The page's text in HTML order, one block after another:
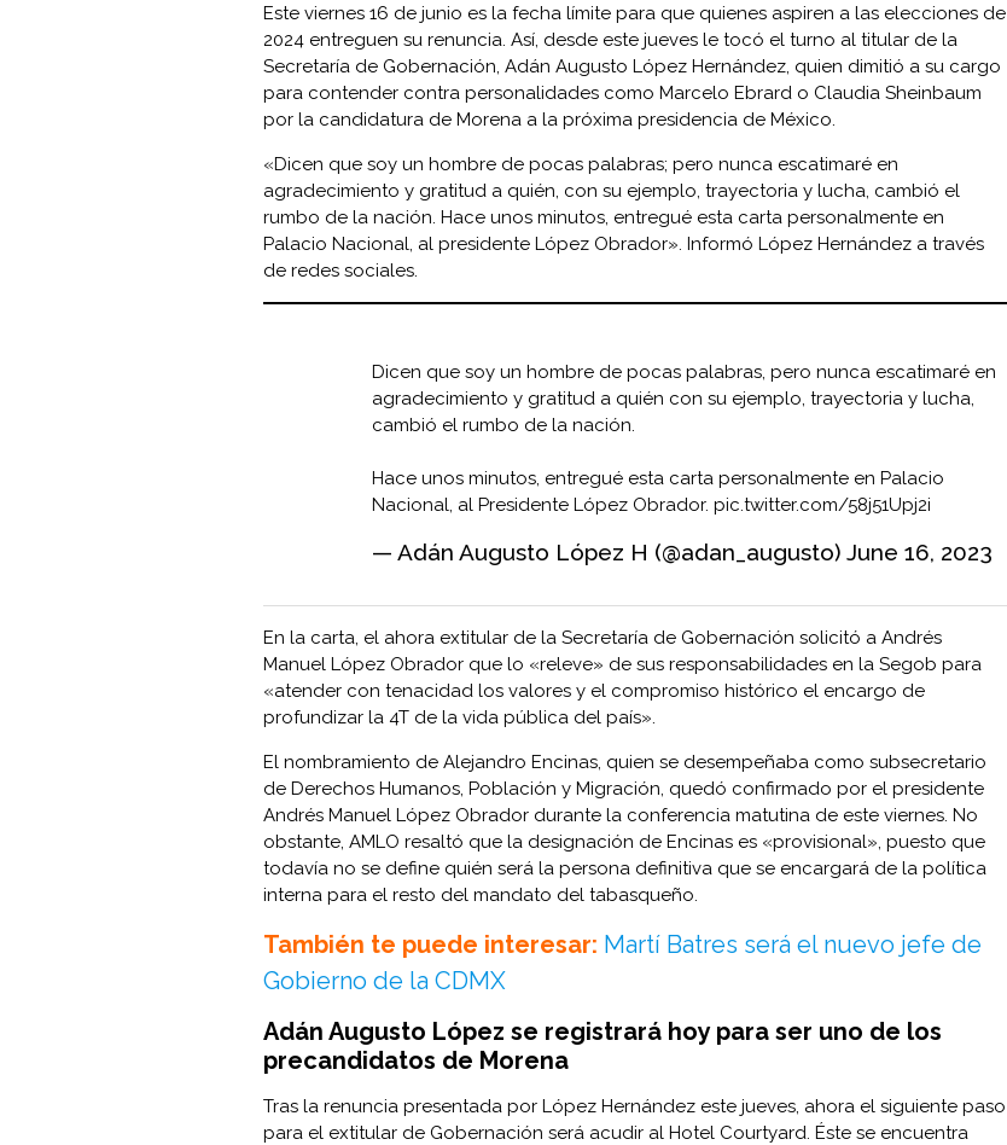
Este viernes 16 de junio es la fecha límite para que quienes aspiren a las elecciones de
2024 entreguen su renuncia. Así, desde este jueves le tocó el turno al titular de la
Secretaría de Gobernación, Adán Augusto López Hernández, quien dimitió a su cargo
para contender contra personalidades como Marcelo Ebrard o Claudia Sheinbaum
por la candidatura de Morena a la próxima presidencia de México.
«Dicen que soy un hombre de pocas palabras; pero nunca escatimaré en
agradecimiento y gratitud a quién, con su ejemplo, trayectoria y lucha, cambió el
rumbo de la nación. Hace unos minutos, entregué esta carta personalmente en
Palacio Nacional, al presidente López Obrador». Informó López Hernández a través
de redes sociales.
Dicen que soy un hombre de pocas palabras, pero nunca escatimaré en
agradecimiento y gratitud a quién con su ejemplo, trayectoria y lucha,
cambió el rumbo de la nación.
Hace unos minutos, entregué esta carta personalmente en Palacio
Nacional, al Presidente López Obrador. pic.twitter.com/58j51Upj2i
— Adán Augusto López H (@adan_augusto) June 16, 2023
En la carta, el ahora extitular de la Secretaría de Gobernación solicitó a Andrés
Manuel López Obrador que lo «releve» de sus responsabilidades en la Segob para
«atender con tenacidad los valores y el compromiso histórico el encargo de
profundizar la 4T de la vida pública del país».
El nombramiento de Alejandro Encinas, quien se desempeñaba como subsecretario
de Derechos Humanos, Población y Migración, quedó confirmado por el presidente
Andrés Manuel López Obrador durante la conferencia matutina de este viernes. No
obstante, AMLO resaltó que la designación de Encinas es «provisional», puesto que
todavía no se define quién será la persona definitiva que se encargará de la política
interna para el resto del mandato del tabasqueño.
También te puede interesar: Martí Batres será el nuevo jefe de
Gobierno de la CDMX
Adán Augusto López se registrará hoy para ser uno de los
precandidatos de Morena
Tras la renuncia presentada por López Hernández este jueves, ahora el siguiente paso
para el extitular de Gobernación será acudir al Hotel Courtyard. Éste se encuentra